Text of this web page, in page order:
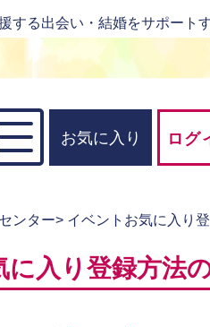
する出会い・結婚をサポート
お気に入り ログ
ンター> イベントお気に入り
に入り登録方法